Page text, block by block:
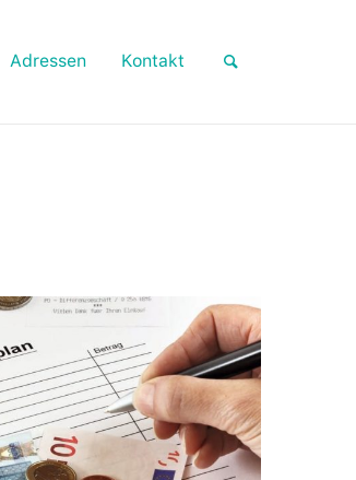
Adressen Kontakt